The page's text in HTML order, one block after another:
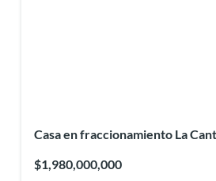
Casa en fraccionamiento La
$1,980,000,000